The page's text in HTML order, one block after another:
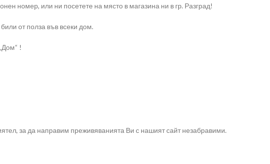
номер, или ни посетете на място в магазина ни в гр. Разград!
от полза във всеки дом.
!
за да направим преживяванията Ви с нашият сайт незабравими.